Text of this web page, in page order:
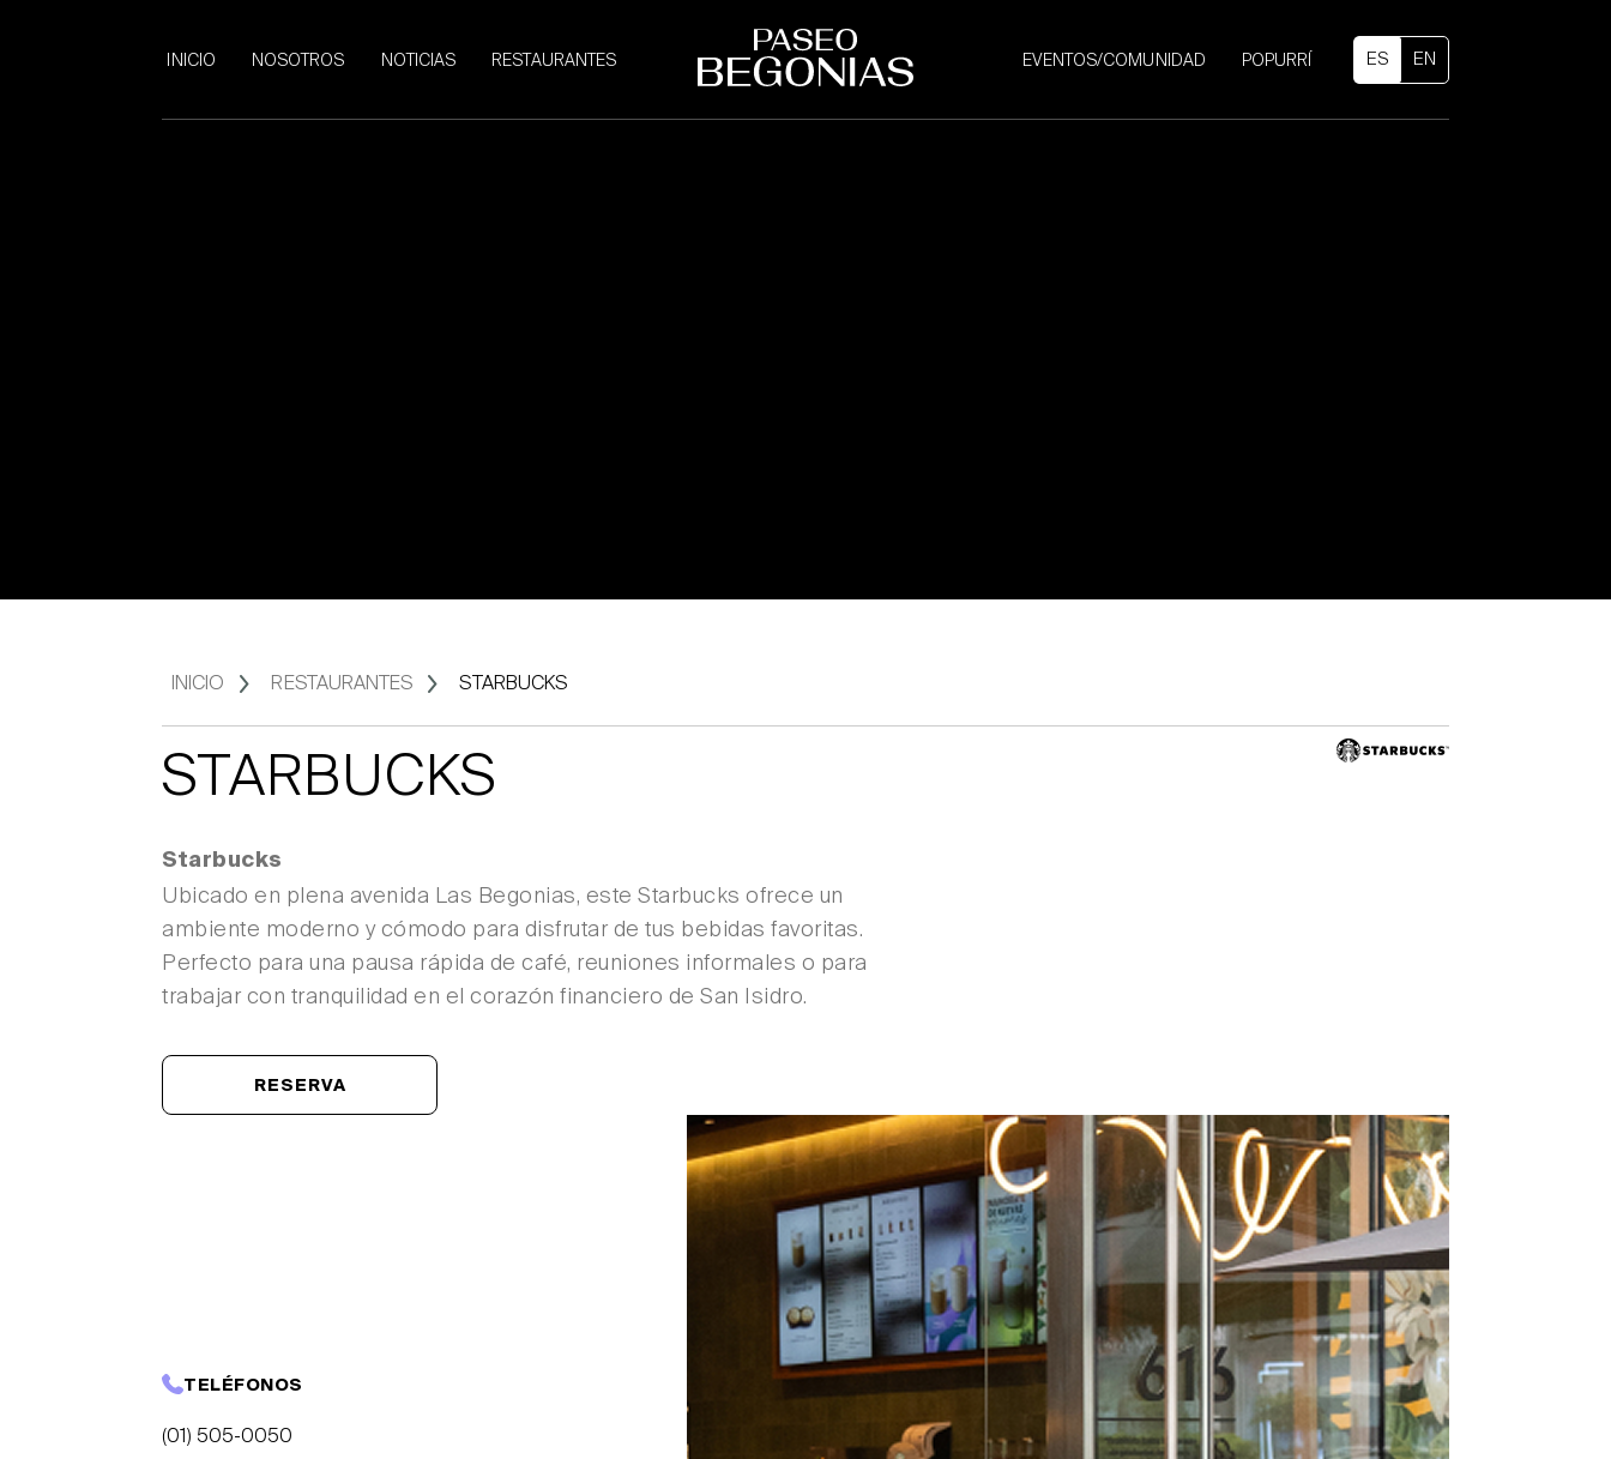
INICIO NOSOTROS NOTICIAS RESTAURANTES EVENTOS/COMUNIDAD POPURRÍ
INICIO RESTAURANTES STARBUCKS
STARBUCKS
Starbucks
Ubicado en plena avenida Las Begonias, este Starbucks ofrece un
ambiente moderno y cómodo para disfrutar de tus bebidas favoritas.
Perfecto para una pausa rápida de café, reuniones informales o para
trabajar con tranquilidad en el corazón financiero de San Isidro.
RESERVA
TELÉFONOS
(01) 505-0050